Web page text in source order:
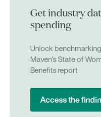
Get industry
spending
Unlock
Maven’s State of
Benefits report
Access the